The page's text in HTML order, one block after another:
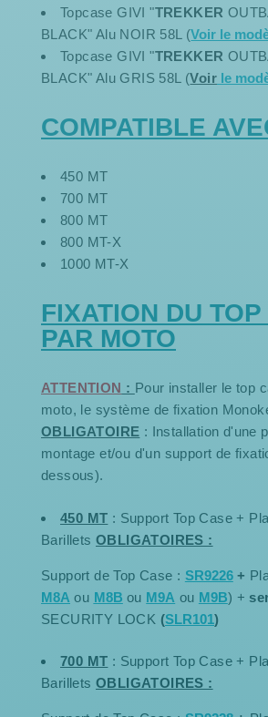
Topcase GIVI "TREKKER
BLACK" Alu NOIR 58L (Voir le
Topcase GIVI "TREKKER
BLACK" Alu GRIS 58L (Voir le
COMPATIBLE
450 MT
700 MT
800 MT
800 MT-X
1000 MT-X
FIXATION DU
PAR MOTO
ATTENTION : Pour installer le top
moto, le système de fixation
OBLIGATOIRE : Installation d'une
montage et/ou d'un support de
dessous).
450 MT : Support Top Case +
Barillets OBLIGATOIRES :
Support de Top Case : SR9226 +
M8A ou M8B ou M9A ou M9B) +
SECURITY LOCK (SLR101)
700 MT : Support Top Case +
Barillets OBLIGATOIRES :